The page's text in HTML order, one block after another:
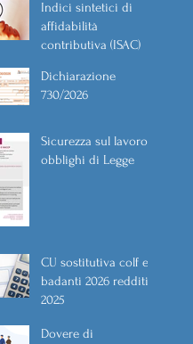
Indici sintetici di
affidabilità
contributiva (ISAC)
Dichiarazione
730/2026
Sicurezza sul lavoro
obblighi di Legge
CU sostitutiva colf e
badanti 2026 redditi
2025
Dovere di